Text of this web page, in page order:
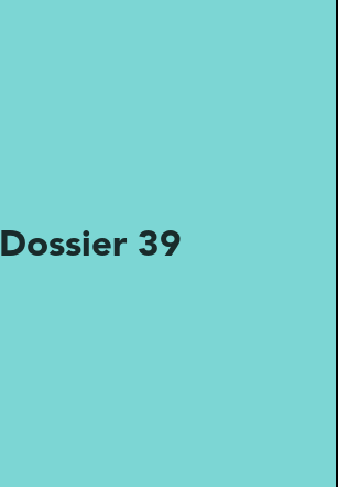
Dossier 39